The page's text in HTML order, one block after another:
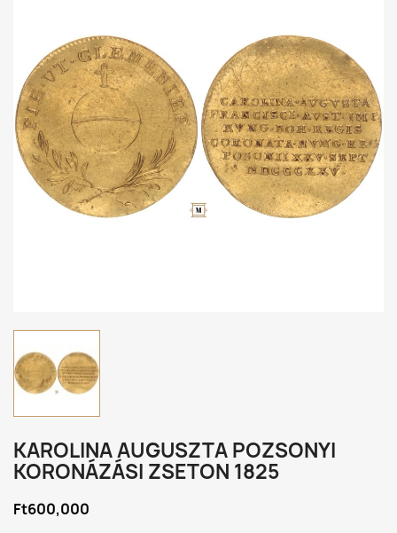
KAROLINA AUGUSZTA POZSONYI
KORONÁZÁSI ZSETON 1825
Ft600,000